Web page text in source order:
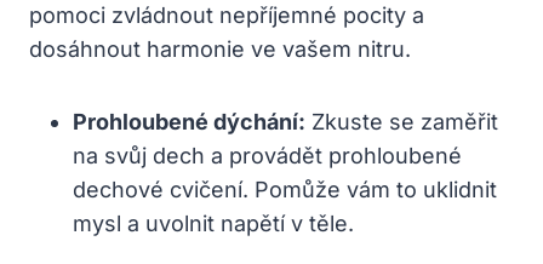
pomoci zvládnout nepříjemné pocity a
dosáhnout harmonie ve vašem nitru.
Prohloubené dýchání: Zkuste se zaměřit
na svůj dech a provádět prohloubené
dechové cvičení. Pomůže vám to uklidnit
mysl a uvolnit napětí v těle.